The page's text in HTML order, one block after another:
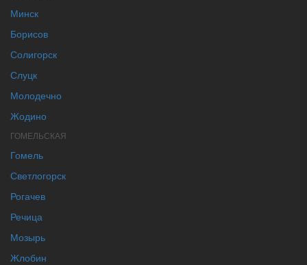
Минск
Борисов
Солигорск
Слуцк
Молодечно
Жодино
ГОМЕЛЬСКАЯ
Гомель
Светлогорск
Рогачев
Речица
Мозырь
Жлобин